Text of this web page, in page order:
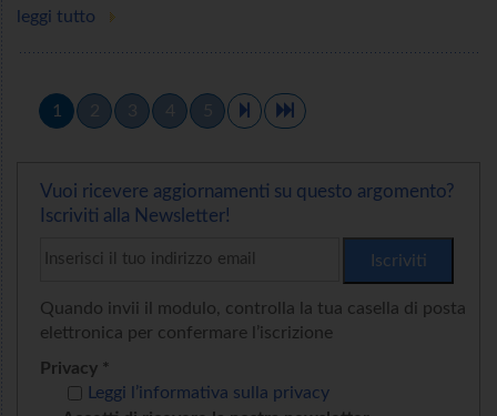
leggi tutto
1 2 3 4 5
Vuoi ricevere aggiornamenti su questo argomento?
Iscriviti alla Newsletter!
Quando invii il modulo, controlla la tua casella di posta
elettronica per confermare l’iscrizione
Privacy *
Leggi l’informativa sulla privacy